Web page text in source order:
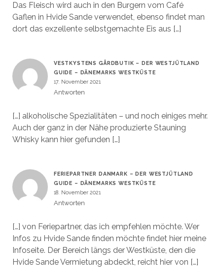
Das Fleisch wird auch in den Burgern vom Café
Gaflen in Hvide Sande verwendet, ebenso findet man
dort das exzellente selbstgemachte Eis aus […]
VESTKYSTENS GÅRDBUTIK – DER WESTJÜTLAND
GUIDE – DÄNEMARKS WESTKÜSTE
17. November 2021
Antworten
[…] alkoholische Spezialitäten – und noch einiges mehr.
Auch der ganz in der Nähe produzierte Stauning
Whisky kann hier gefunden […]
FERIEPARTNER DANMARK – DER WESTJÜTLAND
GUIDE – DÄNEMARKS WESTKÜSTE
18. November 2021
Antworten
[…] von Feriepartner, das ich empfehlen möchte. Wer
Infos zu Hvide Sande finden möchte findet hier meine
Infoseite. Der Bereich längs der Westküste, den die
Hvide Sande Vermietung abdeckt, reicht hier von […]